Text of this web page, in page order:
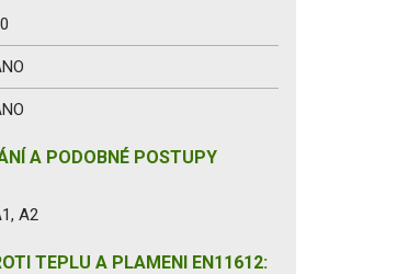
A PODOBNÉ POSTUPY
A2
TEPLU A PLAMENI EN11612: